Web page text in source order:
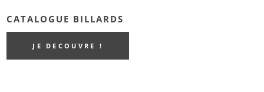
CATALOGUE BILLARDS
JE DECOUVRE !